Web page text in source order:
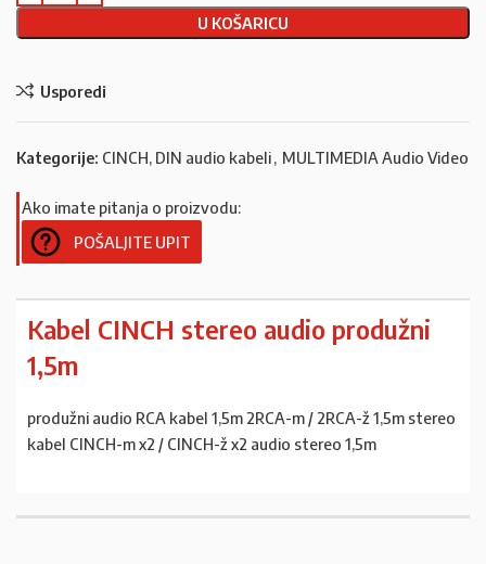
U KOŠARICU
Usporedi
Kategorije: CINCH, DIN audio kabeli, MULTIMEDIA Audio Video
Ako imate pitanja o proizvodu:
POŠALJITE UPIT
Kabel CINCH stereo audio produžni
1,5m
produžni audio RCA kabel 1,5m 2RCA-m / 2RCA-ž 1,5m stereo
kabel CINCH-m x2 / CINCH-ž x2 audio stereo 1,5m